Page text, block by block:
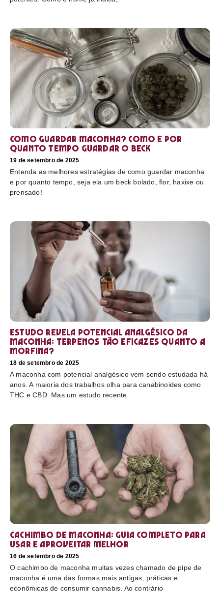
Como guardar maconha? Como e por
quanto tempo guardar o beck
19 de setembro de 2025
Entenda as melhores estratégias de como guardar maconha
e por quanto tempo, seja ela um beck bolado, flor, haxixe ou
prensado!
Estudo revela potencial analgésico da
maconha: terpenos tão eficazes quanto a
morfina?
18 de setembro de 2025
A maconha com potencial analgésico vem sendo estudada há
anos. A maioria dos trabalhos olha para canabinoides como
THC e CBD. Mas um estudo recente
Cachimbo de maconha: guia completo para
usar e aproveitar melhor
16 de setembro de 2025
O cachimbo de maconha muitas vezes chamado de pipe de
maconha é uma das formas mais antigas, práticas e
econômicas de consumir cannabis. Ao contrário